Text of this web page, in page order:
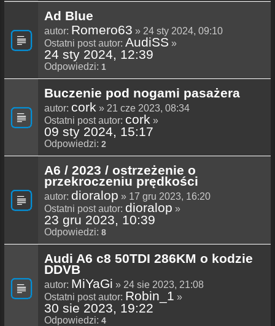
Ad Blue
autor: Romero63 » 24 sty 2024, 09:10
Ostatni post autor: AudiSS »
24 sty 2024, 12:39
Odpowiedzi: 1
Buczenie pod nogami pasażera
autor: cork » 21 cze 2023, 08:34
Ostatni post autor: cork »
09 sty 2024, 15:17
Odpowiedzi: 2
A6 / 2023 / ostrzeżenie o
przekroczeniu prędkości
autor: dioralop » 17 gru 2023, 16:20
Ostatni post autor: dioralop »
23 gru 2023, 10:39
Odpowiedzi: 8
Audi A6 c8 50TDI 286KM o kodzie
DDVB
autor: MiYaGi » 24 sie 2023, 21:08
Ostatni post autor: Robin_1 »
30 sie 2023, 19:22
Odpowiedzi: 4